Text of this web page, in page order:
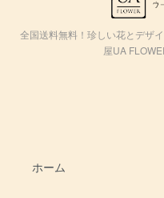
全国送料無料！珍しい花とデザ
屋UA
ホーム